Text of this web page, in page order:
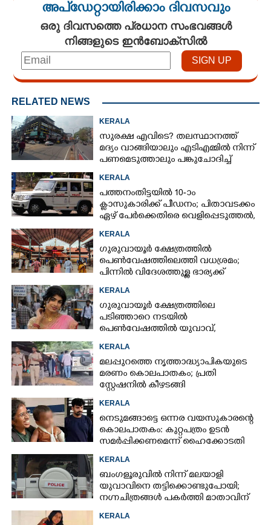
അപ്ഡേറ്റായിരിക്കാം ദിവസവും
ഒരു ദിവസത്തെ പ്രധാന സംഭവങ്ങൾ
നിങ്ങളുടെ ഇൻബോക്സിൽ
RELATED NEWS
KERALA
സുരക്ഷ എവിടെ?​ തലസ്ഥാനത്ത്
മദ്യം വാങ്ങിയാലും എടിഎമ്മിൽ നിന്ന്
പണമെടുത്താലും പങ്കുചോദിച്ച്
KERALA
പത്തനംതിട്ടയിൽ 10-ാം
ക്ലാസുകാരിക്ക് പീഡനം; പിതാവടക്കം
ഏഴ് പേർക്കെതിരെ വെളിപ്പെടുത്തൽ,
KERALA
ഗുരുവായൂർ ക്ഷേത്രത്തിൽ
പെൺവേഷത്തിലെത്തി വധശ്രമം;
പിന്നിൽ വിദേശത്തുള്ള ഭാര്യക്ക്
KERALA
ഗുരുവായൂർ ക്ഷേത്രത്തിലെ
പടിഞ്ഞാറെ നടയിൽ
പെൺവേഷത്തിൽ യുവാവ്,​
തെളിഞ്ഞത് വൻഗൂഢാലോചന
KERALA
മലപ്പുറത്തെ നൃത്താദ്ധ്യാപികയുടെ
മരണം കൊലപാതകം; പ്രതി
സ്റ്റേഷനിൽ കീഴടങ്ങി
KERALA
നെടുമങ്ങാട്ടെ ഒന്നര വയസുകാരന്റെ
കൊലപാതകം: കുറ്റപത്രം ഉടൻ
സമർപ്പിക്കണമെന്ന് ഹൈക്കോടതി
KERALA
ബംഗളൂരുവിൽ നിന്ന് മലയാളി
യുവാവിനെ തട്ടിക്കൊണ്ടുപോയി;
നഗ്നചിത്രങ്ങൾ പകർത്തി മാതാവിന്
KERALA